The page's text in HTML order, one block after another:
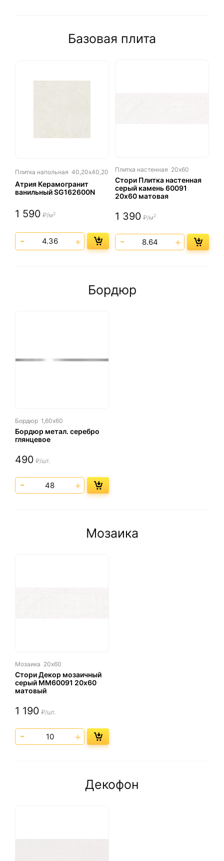
Базовая плита
Плитка напольная 40,20х40,20
Атрия Керамогранит
ванильный SG162600N
1 590 ₽/м2
Плитка настенная 20х60
Стори Плитка настенная
серый камень 60091
20х60 матовая
1 390 ₽/м2
Бордюр
Бордюр 1,60х60
Бордюр метал. серебро
глянцевое
490 ₽/шт.
Мозаика
Мозаика 20х60
Стори Декор мозаичный
серый ММ60091 20х60
матовый
1 190 ₽/шт.
Декофон